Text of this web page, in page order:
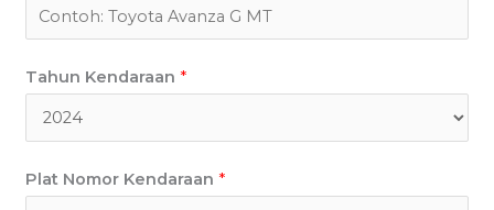
Tahun Kendaraan *
Plat Nomor Kendaraan *